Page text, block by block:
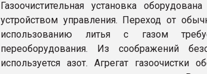
Газоочистительная установка
устройством управления. Переход от
использованию литья с газом
переоборудования. Из соображений
используется азот. Агрегат